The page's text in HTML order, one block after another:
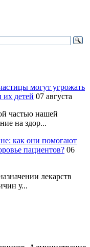
могут угрожать
детей 07 августа
частью нашей
на здор...
как они помогают
пациентов? 06
лекарств
у...